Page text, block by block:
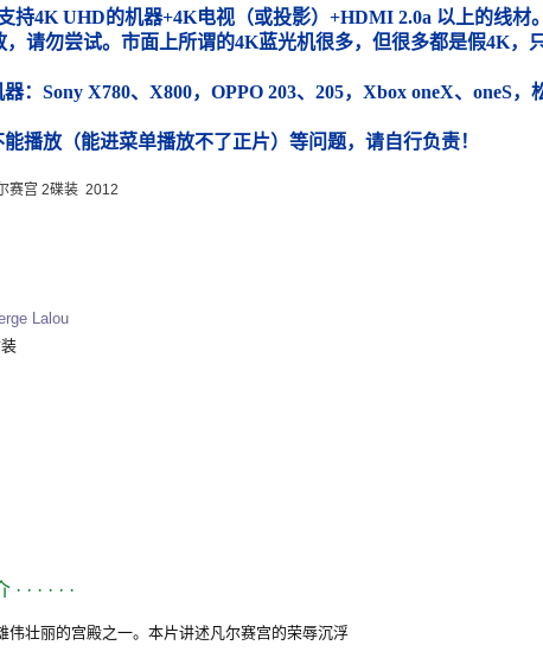
持4K UHD的机器+4K电视（或投影）+HDMI 2.0a 以上的线材
，请勿尝试。市面上所谓的4K蓝光机很多，但很多都是假4K，
器：Sony X780、X800，OPPO 203、205，Xbox oneX、oneS
播放（能进菜单播放不了正片）等问题，请自行负责！
赛宫 2碟装 2012
Lalou
· · · · · ·
壮丽的宫殿之一。本片讲述凡尔赛宫的荣辱沉浮